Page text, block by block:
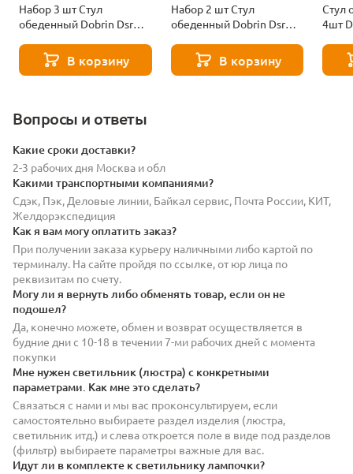
Набор 3 шт Стул
обеденный Dobrin Dsr
03-13549
В корзину
Набор 2 шт Стул
обеденный Dobrin Dsr
03-13506
В корзину
Стул
4шт
Вопросы и ответы
Какие сроки доставки?
2-3 рабочих дня Москва и обл
Какими транспортными компаниями?
Сдэк, Пэк, Деловые линии, Байкал сервис, Почта России, КИТ,
Желдорэкспедиция
Как я вам могу оплатить заказ?
При получении заказа курьеру наличными либо картой по
терминалу. На сайте пройдя по ссылке, от юр лица по
реквизитам по счету.
Могу ли я вернуть либо обменять товар, если он не
подошел?
Да, конечно можете, обмен и возврат осуществляется в
будние дни с 10-18 в течении 7-ми рабочих дней с момента
покупки
Мне нужен светильник (люстра) с конкретными
параметрами. Как мне это сделать?
Связаться с нами и мы вас проконсультируем, если
самостоятельно выбираете раздел изделия (люстра,
светильник итд.) и слева откроется поле в виде под разделов
(фильтр) выбираете параметры важные для вас.
Идут ли в комплекте к светильнику лампочки?